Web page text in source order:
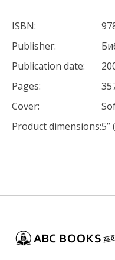
ISBN:
Publisher:
Publication date:
Pages:
Cover:
Product dimensions:5”